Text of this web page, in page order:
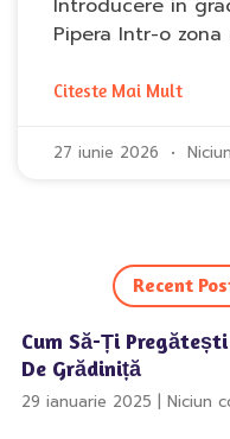
Introducere in
Pipera Intr-o zona
Citeste Mai Mult
27 iunie 2026
Recent
Cum Să-Ți
De Grădiniță
29 ianuarie 2025 Niciun